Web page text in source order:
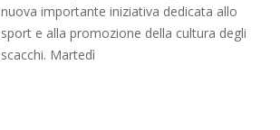
nuova importante iniziativa dedicata allo
sport e alla promozione della cultura degli
scacchi. Martedì